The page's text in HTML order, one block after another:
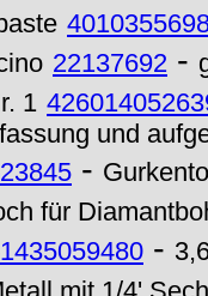
22137692 -
1
und
-
für
-